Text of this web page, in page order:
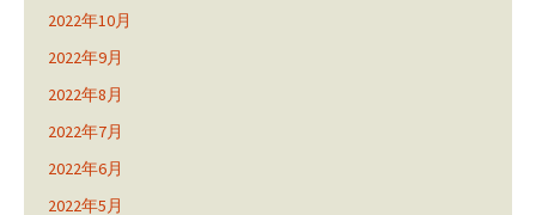
2022年10月
2022年9月
2022年8月
2022年7月
2022年6月
2022年5月